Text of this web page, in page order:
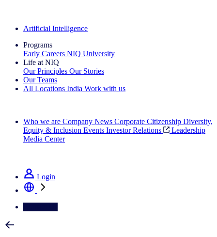
Artificial Intelligence
Programs
Early Careers NIQ University
Life at NIQ
Our Principles Our Stories
Our Teams
All Locations India Work with us
Who we are Company News Corporate Citizenship Diversity,
Equity & Inclusion Events Investor Relations
Leadership
Media Center
Login